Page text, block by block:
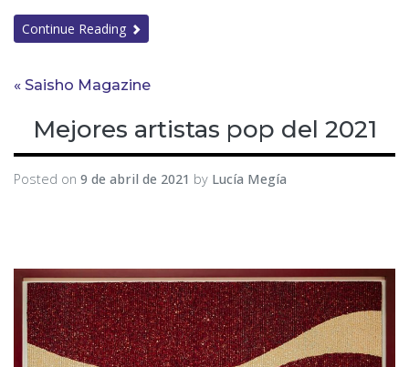
Continue Reading
« Saisho Magazine
Mejores artistas pop del 2021
Posted on 9 de abril de 2021 by Lucía Megía